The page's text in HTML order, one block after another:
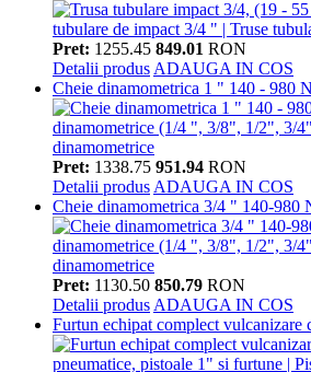
Pret: 1255.45 849.01 RON
Detalii produs ADAUGA IN COS
Cheie dinamometrica 1 " 140 - 980
Pret: 1338.75 951.94 RON
Detalii produs ADAUGA IN COS
Cheie dinamometrica 3/4 " 140-980
Pret: 1130.50 850.79 RON
Detalii produs ADAUGA IN COS
Furtun echipat complect vulcanizare